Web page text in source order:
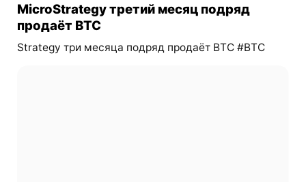
MicroStrategy третий месяц подряд
продаёт BTC
Strategy три месяца подряд продаёт BTC #BTC